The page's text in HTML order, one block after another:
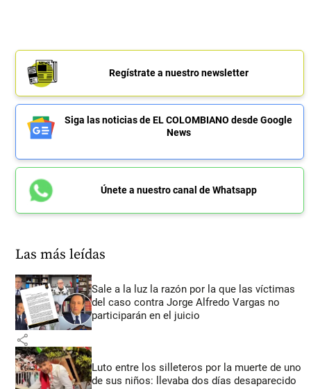
Regístrate a nuestro newsletter
Siga las noticias de EL COLOMBIANO desde Google
News
Únete a nuestro canal de Whatsapp
Las más leídas
Sale a la luz la razón por la que las víctimas
del caso contra Jorge Alfredo Vargas no
participarán en el juicio
share
Luto entre los silleteros por la muerte de uno
de sus niños: llevaba dos días desaparecido